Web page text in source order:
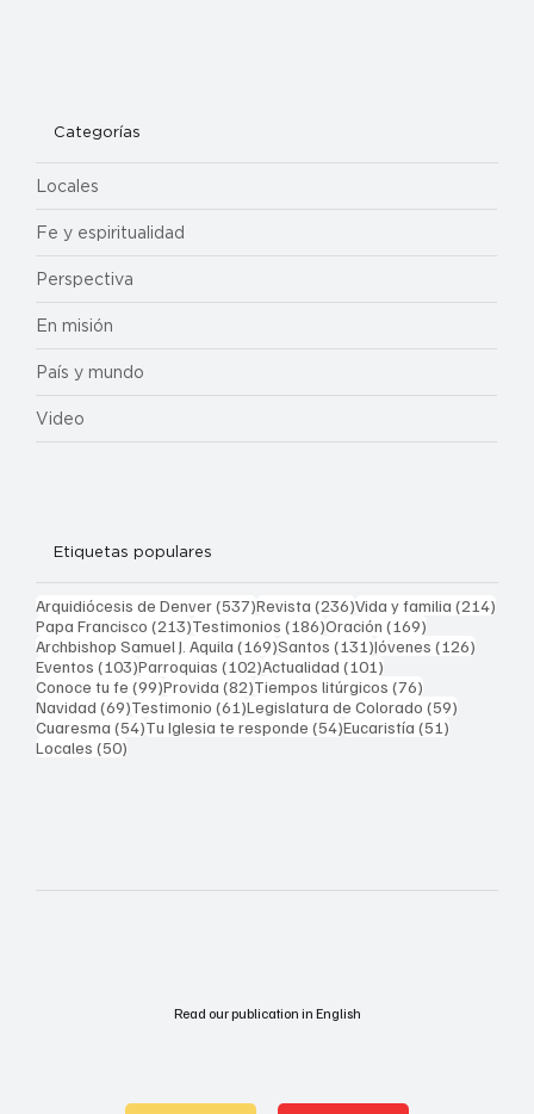
Categorías
Locales
Fe y espiritualidad
Perspectiva
En misión
País y mundo
Video
Etiquetas populares
Arquidiócesis de Denver(537)537 entradas
Revista (236)236 entradas
Vida y familia (214)
Papa Francisco (213)213 entradas
Testimonios (186)186 entradas
Oración (169)
Archbishop Samuel J. Aquila (169)169 entradas
Santos (131)131 entradas
Jóvenes (126)
Eventos (103)103 entradas
Parroquias (102)102 entradas
Actualidad (101)
Conoce tu fe (99)99 entradas
Provida (82)82 entradas
Tiempos litúrgicos (76)
Navidad (69)69 entradas
Testimonio (61)61 entradas
Legislatura de Colorado (59)
Cuaresma (54)54 entradas
Tu Iglesia te responde (54)54 entradas
Eucaristía (51)
Locales (50)
Read our publication in English